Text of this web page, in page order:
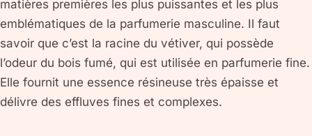
matières premières les plus puissantes et les plus
emblématiques de la parfumerie masculine. Il faut
savoir que c’est la racine du vétiver, qui possède
l’odeur du bois fumé, qui est utilisée en parfumerie fine.
Elle fournit une essence résineuse très épaisse et
délivre des effluves fines et complexes.